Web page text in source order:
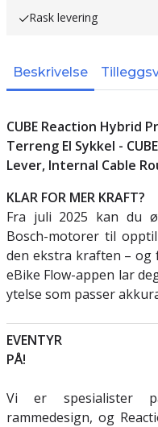
Rask levering
Beskrivelse
CUBE Reaction Hybrid
Terreng El Sykkel -
Lever, Internal Cable
KLAR FOR MER KRAFT?
Fra juli 2025 kan du
Bosch-motorer til
den ekstra kraften – og
eBike Flow-appen lar
ytelse som passer
EVENTYR
PÅ!
Vi er spesialister
rammedesign, og